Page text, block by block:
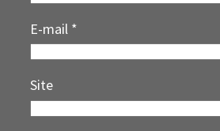
E-mail *
Site